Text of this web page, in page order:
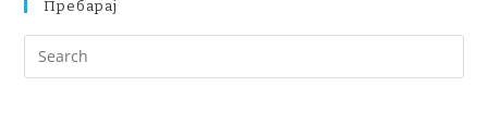
Пребарај